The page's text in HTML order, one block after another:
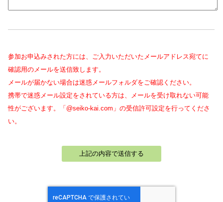
参加お申込みされた方には、ご入力いただいたメールアドレス宛てに
確認用のメールを送信致します。
メールが届かない場合は迷惑メールフォルダをご確認ください。
携帯で迷惑メール設定をされている方は、メールを受け取れない可能
性がございます。「@seiko-kai.com」の受信許可設定を行ってくださ
い。